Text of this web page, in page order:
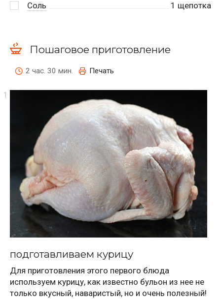
Соль
1 щепотка
Пошаговое приготовление
2 час. 30 мин. Печать
подготавливаем курицу
Для приготовления этого первого блюда
используем курицу, как известно бульон из нее не
только вкусный, наваристый, но и очень полезный!